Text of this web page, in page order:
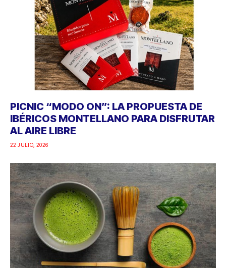
PICNIC “MODO ON”: LA PROPUESTA DE
IBÉRICOS MONTELLANO PARA DISFRUTAR
AL AIRE LIBRE
22 JULIO, 2026